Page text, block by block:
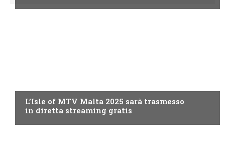
L’Isle of MTV Malta 2025 sarà trasmesso
in diretta streaming gratis